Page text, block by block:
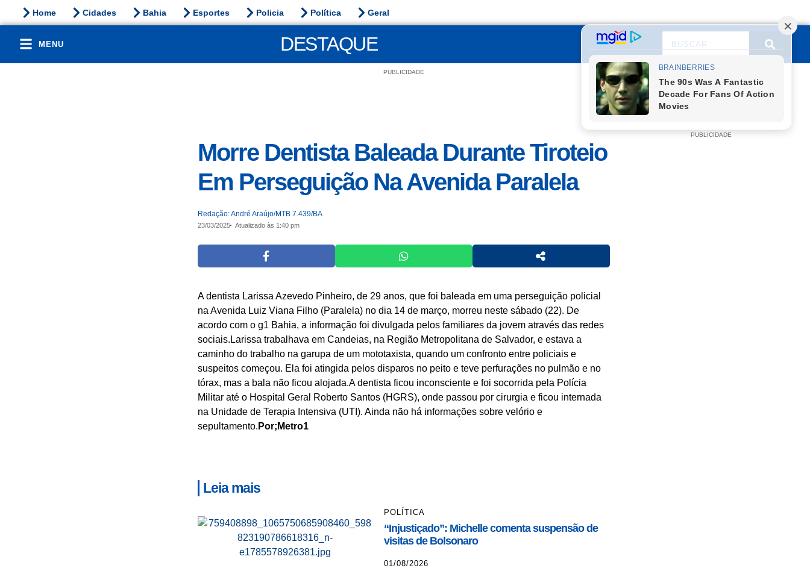
Home Cidades Bahia Esportes Policia Política Geral
MENU DESTAQUE
PUBLICIDADE
Morre Dentista Baleada Durante Tiroteio
Em Perseguição Na Avenida Paralela
Redação: André Araújo/MTB 7.439/BA
23/03/2025 Atualizado às 1:40 pm
A dentista Larissa Azevedo Pinheiro, de 29 anos, que foi baleada em uma perseguição policial
na Avenida Luiz Viana Filho (Paralela) no dia 14 de março, morreu neste sábado (22). De
acordo com o g1 Bahia, a informação foi divulgada pelos familiares da jovem através das redes
sociais.Larissa trabalhava em Candeias, na Região Metropolitana de Salvador, e estava a
caminho do trabalho na garupa de um mototaxista, quando um confronto entre policiais e
suspeitos começou. Ela foi atingida pelos disparos no peito e teve perfurações no pulmão e no
tórax, mas a bala não ficou alojada.A dentista ficou inconsciente e foi socorrida pela Polícia
Militar até o Hospital Geral Roberto Santos (HGRS), onde passou por cirurgia e ficou internada
na Unidade de Terapia Intensiva (UTI). Ainda não há informações sobre velório e
sepultamento. Por;Metro1
Leia mais
POLÍTICA
“Injustiçado”: Michelle comenta suspensão de
visitas de Bolsonaro
01/08/2026
PUBLICIDADE